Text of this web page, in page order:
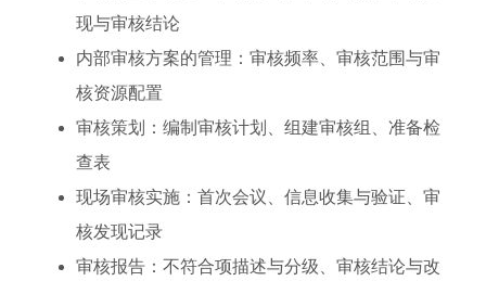
现与审核结论
内部审核方案的管理：审核频率、审核范围与审
核资源配置
审核策划：编制审核计划、组建审核组、准备检
查表
现场审核实施：首次会议、信息收集与验证、审
核发现记录
审核报告：不符合项描述与分级、审核结论与改